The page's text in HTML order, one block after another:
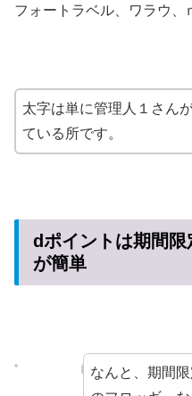
フォートラベル、ワラウ、
太字は単に管理人１さん
ている所です。
dポイントは期間
が簡単
なんと、期間